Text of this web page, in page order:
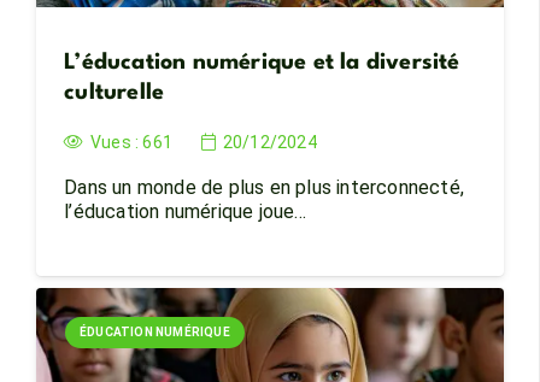
L’éducation numérique et la diversité
culturelle
Vues :661 20/12/2024
Dans un monde de plus en plus interconnecté,
l’éducation numérique joue…
ÉDUCATION NUMÉRIQUE